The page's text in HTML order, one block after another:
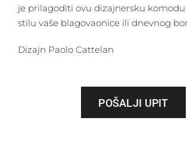
je prilagoditi ovu dizajnersku
stilu vaše blagovaonice ili dnevnog
Dizajn Paolo Cattelan
POŠALJI UPIT